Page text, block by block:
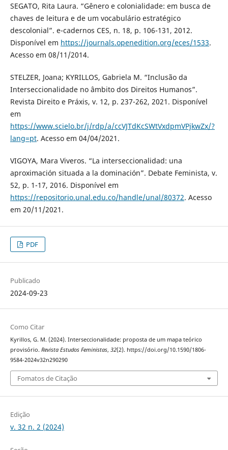
SEGATO, Rita Laura. “Gênero e colonialidade: em busca de
chaves de leitura e de um vocabulário estratégico
descolonial”. e-cadernos CES, n. 18, p. 106-131, 2012.
Disponível em https://journals.openedition.org/eces/1533.
Acesso em 08/11/2014.
STELZER, Joana; KYRILLOS, Gabriela M. “Inclusão da
Interseccionalidade no âmbito dos Direitos Humanos”.
Revista Direito e Práxis, v. 12, p. 237-262, 2021. Disponível
em
https://www.scielo.br/j/rdp/a/ccVJTdKcSWtVxdpmVPjkwZx/?
lang=pt. Acesso em 04/04/2021.
VIGOYA, Mara Viveros. “La interseccionalidad: una
aproximación situada a la dominación”. Debate Feminista, v.
52, p. 1-17, 2016. Disponível em
https://repositorio.unal.edu.co/handle/unal/80372. Acesso
em 20/11/2021.
PDF
Publicado
2024-09-23
Como Citar
Kyrillos, G. M. (2024). Interseccionalidade: proposta de um mapa teórico
provisório. Revista Estudos Feministas, 32(2). https://doi.org/10.1590/1806-
9584-2024v32n290290
Fomatos de Citação
Edição
v. 32 n. 2 (2024)